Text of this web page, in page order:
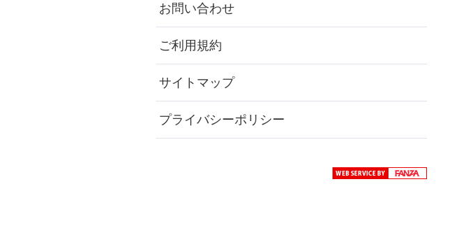
お問い合わせ
ご利用規約
サイトマップ
プライバシーポリシー